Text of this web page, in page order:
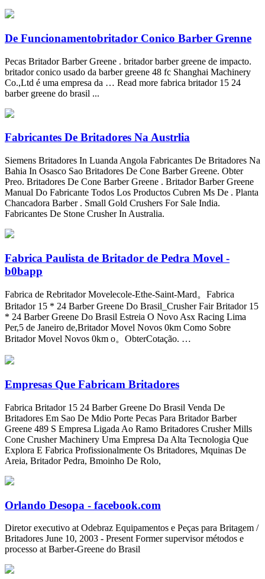
De Funcionamentobritador Conico Barber Grenne
Pecas Britador Barber Greene . britador barber greene de impacto.
britador conico usado da barber greene 48 fc Shanghai Machinery
Co.,Ltd é uma empresa da … Read more fabrica britador 15 24
barber greene do brasil ...
Fabricantes De Britadores Na Austrlia
Siemens Britadores In Luanda Angola Fabricantes De Britadores Na
Bahia In Osasco Sao Britadores De Cone Barber Greene. Obter
Preo. Britadores De Cone Barber Greene . Britador Barber Greene
Manual Do Fabricante Todos Los Productos Cubren Ms De . Planta
Chancadora Barber . Small Gold Crushers For Sale India.
Fabricantes De Stone Crusher In Australia.
Fabrica Paulista de Britador de Pedra Movel -
b0bapp
Fabrica de Rebritador Movelecole-Ethe-Saint-Mard。Fabrica
Britador 15 * 24 Barber Greene Do Brasil_Crusher Fair Britador 15
* 24 Barber Greene Do Brasil Estreia O Novo Asx Racing Lima
Per,5 de Janeiro de,Britador Movel Novos 0km Como Sobre
Britador Movel Novos 0km o。ObterCotação. …
Empresas Que Fabricam Britadores
Fabrica Britador 15 24 Barber Greene Do Brasil Venda De
Britadores Em Sao De Mdio Porte Pecas Para Britador Barber
Greene 489 S Empresa Ligada Ao Ramo Britadores Crusher Mills
Cone Crusher Machinery Uma Empresa Da Alta Tecnologia Que
Explora E Fabrica Profissionalmente Os Britadores, Mquinas De
Areia, Britador Pedra, Bmoinho De Rolo,
Orlando Desopa - facebook.com
Diretor executivo at Odebraz Equipamentos e Peças para Britagem /
Britadores June 10, 2003 - Present Former supervisor métodos e
processo at Barber-Greene do Brasil